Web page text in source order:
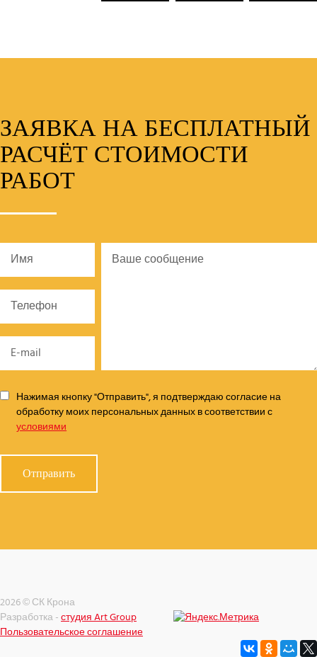
ЗАЯВКА НА БЕСПЛАТНЫЙ
РАСЧЁТ СТОИМОСТИ
РАБОТ
Нажимая кнопку "Отправить", я подтверждаю согласие на
обработку моих персональных данных в соответствии с
условиями
2026 © СК Крона
Разработка -студия Art Group
Пользовательское соглашение